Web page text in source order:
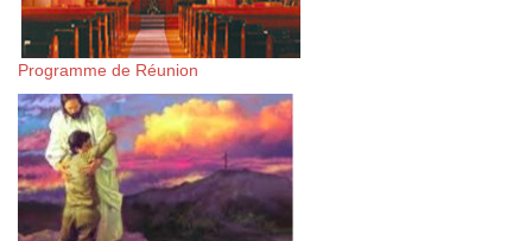
Programme de Réunion